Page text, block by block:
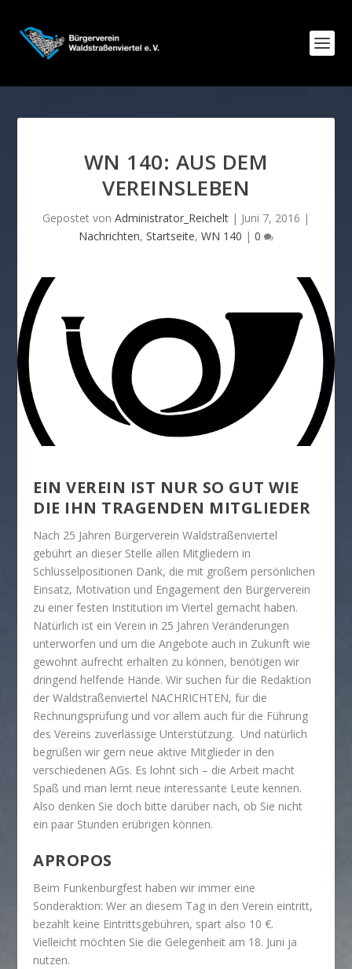
WN 140: AUS DEM
VEREINSLEBEN
Gepostet von Administrator_Reichelt | Juni 7, 2016 |
Nachrichten, Startseite, WN 140 | 0
EIN VEREIN IST NUR SO GUT WIE
DIE IHN TRAGENDEN MITGLIEDER
Nach 25 Jahren Bürgerverein Waldstraßenviertel
gebührt an dieser Stelle allen Mitgliedern in
Schlüsselpositionen Dank, die mit großem persönlichen
Einsatz, Motivation und Engagement den Bürgerverein
zu einer festen Institution im Viertel gemacht haben.
Natürlich ist ein Verein in 25 Jahren Veränderungen
unterworfen und um die Angebote auch in Zukunft wie
gewohnt aufrecht erhalten zu können, benötigen wir
dringend helfende Hände. Wir suchen für die Redaktion
der Waldstraßenviertel NACHRICHTEN, für die
Rechnungsprüfung und vor allem auch für die Führung
des Vereins zuverlässige Unterstützung. Und natürlich
begrüßen wir gern neue aktive Mitglieder in den
verschiedenen AGs. Es lohnt sich – die Arbeit macht
Spaß und man lernt neue interessante Leute kennen.
Also denken Sie doch bitte darüber nach, ob Sie nicht
ein paar Stunden erübrigen können.
APROPOS
Beim Funkenburgfest haben wir immer eine
Sonderaktion: Wer an diesem Tag in den Verein eintritt,
bezahlt keine Eintrittsgebühren, spart also 10 €.
Vielleicht möchten Sie die Gelegenheit am 18. Juni ja
nutzen.